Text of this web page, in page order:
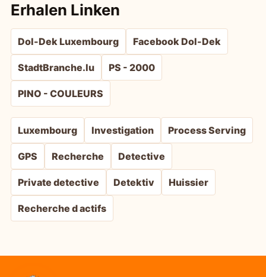
Erhalen Linken
Dol-Dek Luxembourg Facebook Dol-Dek
StadtBranche.lu PS - 2000
PINO - COULEURS
Luxembourg Investigation Process Serving
GPS Recherche Detective
Private detective Detektiv Huissier
Recherche d actifs